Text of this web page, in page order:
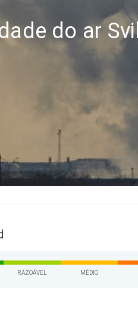
do ar
RAZOÁVEL MÉDIO